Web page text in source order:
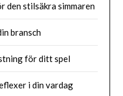
den stilsäkra simmaren
bransch
för ditt spel
i din vardag